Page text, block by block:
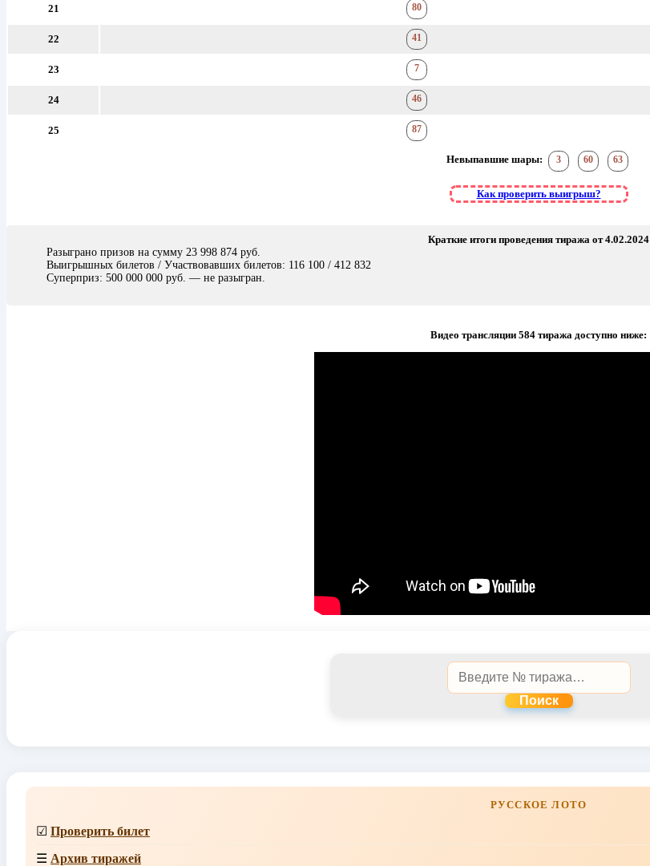
Невыпавшие шары: 3 60 63
Как проверить выигрыш?
21 80
22 41
23 7
24 46
25 87
Краткие итоги проведения тиража от 4.02.2024
Разыграно призов на сумму 23 998 874 руб.
Выигрышных билетов / Участвовавших билетов: 116 100 / 412 832
Суперприз: 500 000 000 руб. — не разыгран.
Видео трансляции 584 тиража доступно ниже:
Поиск
РУССКОЕ ЛОТО
☑ Проверить билет
☰ Архив тиражей